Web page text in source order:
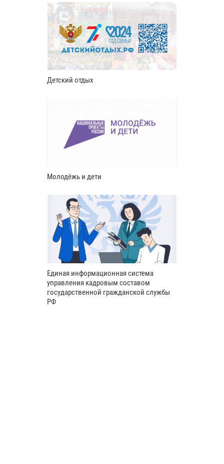
Детский отдых
Молодёжь и дети
Единая информационная система
управления кадровым составом
государственной гражданской службы
РФ